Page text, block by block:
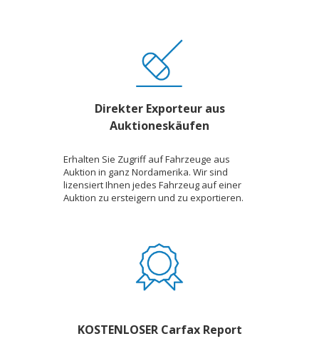
Direkter Exporteur aus
Auktioneskäufen
Erhalten Sie Zugriff auf Fahrzeuge aus
Auktion in ganz Nordamerika. Wir sind
lizensiert Ihnen jedes Fahrzeug auf einer
Auktion zu ersteigern und zu exportieren.
KOSTENLOSER Carfax Report